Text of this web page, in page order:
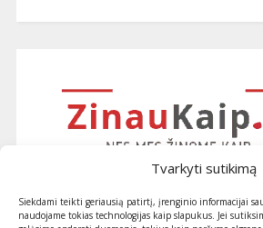
Tvarkyti sutikimą
Siekdami teikti geriausią patirtį, įrenginio informacijai
naudojame tokias technologijas kaip slapukus. Jei